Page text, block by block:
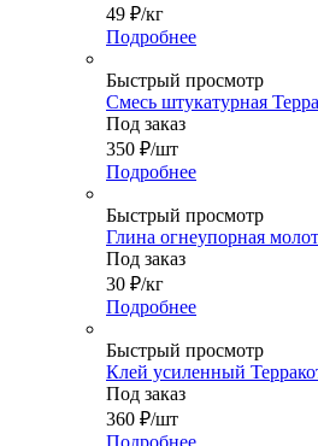
49 ₽/кг
Подробнее
Быстрый просмотр
Смесь штукатурная
Под заказ
350 ₽/шт
Подробнее
Быстрый просмотр
Глина огнеупорная
Под заказ
30 ₽/кг
Подробнее
Быстрый просмотр
Клей усиленный
Под заказ
360 ₽/шт
Подробнее